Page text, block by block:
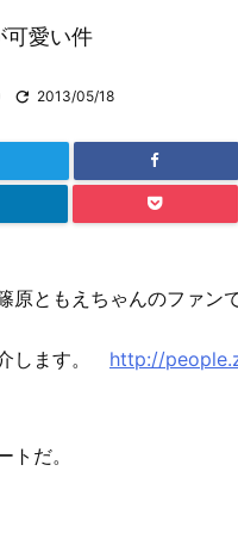
可愛い件
 2013/05/18
原ともえちゃんのファンで
します。 http://
トだ。